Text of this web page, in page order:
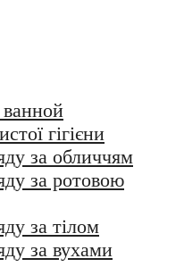
гігієни
за обличчям
за ротовою
за тілом
за вухами